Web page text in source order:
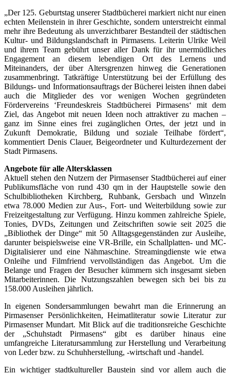
„Der 125. Geburtstag unserer Stadtbücherei markiert nicht nur einen
echten Meilenstein in ihrer Geschichte, sondern unterstreicht einmal
mehr ihre Bedeutung als unverzichtbarer Bestandteil der städtischen
Kultur- und Bildungslandschaft in Pirmasens. Leiterin Ulrike Weil
und ihrem Team gebührt unser aller Dank für ihr unermüdliches
Engagement an diesem lebendigen Ort des Lernens und
Miteinanders, der über Altersgrenzen hinweg die Generationen
zusammenbringt. Tatkräftige Unterstützung bei der Erfüllung des
Bildungs- und Informationsauftrags der Bücherei leisten ihnen dabei
auch die Mitglieder des vor wenigen Wochen gegründeten
Fördervereins ‘Freundeskreis Stadtbücherei Pirmasens‘ mit dem
Ziel, das Angebot mit neuen Ideen noch attraktiver zu machen –
ganz im Sinne eines frei zugänglichen Ortes, der jetzt und in
Zukunft Demokratie, Bildung und soziale Teilhabe fördert“,
kommentiert Denis Clauer, Beigeordneter und Kulturdezernent der
Stadt Pirmasens.
Angebote für alle Altersklassen
Aktuell stehen den Nutzern der Pirmasenser Stadtbücherei auf einer
Publikums­fläche von rund 430 qm in der Hauptstelle sowie den
Schulbibliotheken Kirchberg, Ruhbank, Gersbach und Winzeln
etwa 78.000 Medien zur Aus-, Fort- und Weiterbildung sowie zur
Freizeitgestaltung zur Verfügung. Hinzu kommen zahlreiche Spiele,
Tonies, DVDs, Zeitungen und Zeitschriften sowie seit 2025 die
„Bibliothek der Dinge“ mit 50 Alltagsgegenständen zur Ausleihe,
darunter beispielsweise eine VR-Brille, ein Schallplatten- und MC-
Digitalisierer und eine Nähmaschine. Streamingdienste wie etwa
Onleihe und Filmfriend vervollständigen das Angebot. Um die
Belange und Fragen der Besucher kümmern sich insgesamt sieben
Mitarbeiterinnen. Die Nutzungszahlen bewegen sich bei bis zu
158.000 Ausleihen jährlich.
In eigenen Sondersammlungen bewahrt man die Erinnerung an
Pirmasenser Persönlichkeiten, Heimatliteratur sowie Literatur zur
Pirmasenser Mundart. Mit Blick auf die traditionsreiche Geschichte
der „Schuhstadt Pirmasens“ gibt es darüber hinaus eine
umfangreiche Literatursammlung zur Herstellung und Verarbeitung
von Leder bzw. zu Schuhherstellung, -wirtschaft und -handel.
Ein wichtiger stadtkultureller Baustein sind vor allem auch die